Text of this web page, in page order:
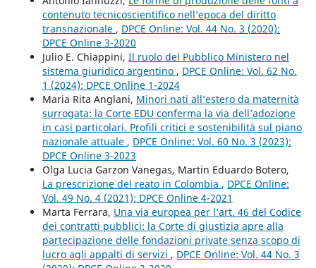
contenuto tecnicoscientifico nell’epoca del diritto
transnazionale , DPCE Online: Vol. 44 No. 3 (2020):
DPCE Online 3-2020
Julio E. Chiappini, Il ruolo del Pubblico Ministero nel
sistema giuridico argentino , DPCE Online: Vol. 62 No.
1 (2024): DPCE Online 1-2024
Maria Rita Anglani, Minori nati all’estero da maternità
surrogata: la Corte EDU conferma la via dell’adozione
in casi particolari. Profili critici e sostenibilità sul piano
nazionale attuale , DPCE Online: Vol. 60 No. 3 (2023):
DPCE Online 3-2023
Olga Lucia Garzon Vanegas, Martin Eduardo Botero,
La prescrizione del reato in Colombia , DPCE Online:
Vol. 49 No. 4 (2021): DPCE Online 4-2021
Marta Ferrara, Una via europea per l’art. 46 del Codice
dei contratti pubblici: la Corte di giustizia apre alla
partecipazione delle fondazioni private senza scopo di
lucro agli appalti di servizi , DPCE Online: Vol. 44 No. 3